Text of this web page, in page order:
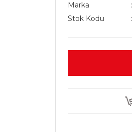
Marka
Stok Kodu